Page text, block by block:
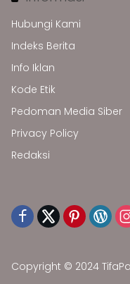
Hubungi Kami
Indeks Berita
Info Iklan
Kode Etik
Pedoman Media Siber
Privacy Policy
Redaksi
Copyright © 2024